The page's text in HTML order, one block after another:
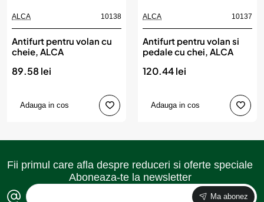
ALCA 10138
Antifurt pentru volan cu
cheie, ALCA
89.58 lei
Adauga in cos
ALCA 10137
Antifurt pentru volan si
pedale cu chei, ALCA
120.44 lei
Adauga in cos
Fii primul care afla despre reduceri si oferte speciale
Aboneaza-te la newsletter
Ma abonez